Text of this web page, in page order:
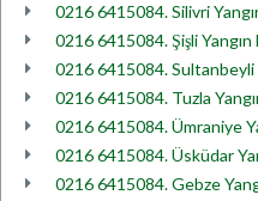
0216 6415084. Silivri
0216 6415084. Şişli
0216 6415084. Sultanbeyli
0216 6415084. Tuzla
0216 6415084. Ümraniye
0216 6415084. Üsküdar
0216 6415084. Gebze